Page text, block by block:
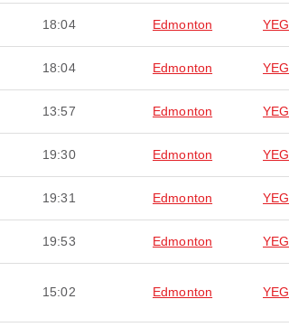
18:04 Edmonton YEG
18:04 Edmonton YEG
13:57 Edmonton YEG
19:30 Edmonton YEG
19:31 Edmonton YEG
19:53 Edmonton YEG
15:02 Edmonton YEG